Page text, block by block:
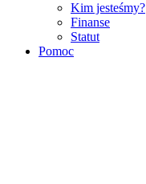
Kim jesteśmy?
Finanse
Statut
Pomoc